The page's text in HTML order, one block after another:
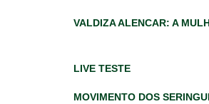
VALDIZA ALENCAR: A
LIVE TESTE
MOVIMENTO DOS